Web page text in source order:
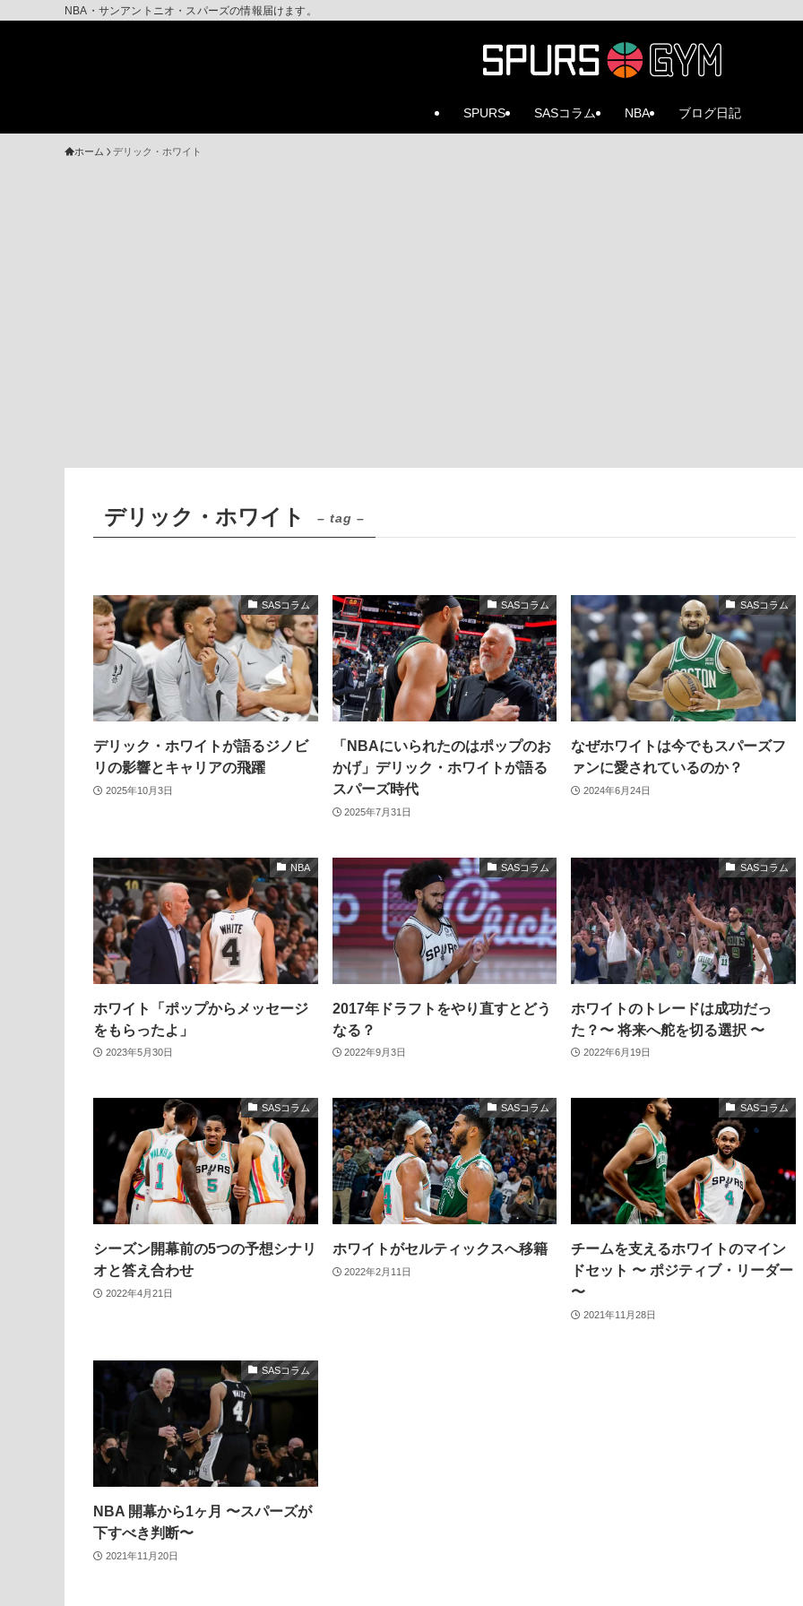
NBA・サンアントニオ・スパーズの情報届けます。
SPURS SASコラム NBA ブログ日記
ホーム デリック・ホワイト
デリック・ホワイト – tag –
SASコラム
デリック・ホワイトが語るジノビ
リの影響とキャリアの飛躍
2025年10月3日
SASコラム
「NBAにいられたのはポップのお
かげ」デリック・ホワイトが語る
スパーズ時代
2025年7月31日
SASコラム
なぜホワイトは今でもスパーズフ
ァンに愛されているのか？
2024年6月24日
NBA
ホワイト「ポップからメッセージ
をもらったよ」
2023年5月30日
SASコラム
2017年ドラフトをやり直すとどう
なる？
2022年9月3日
SASコラム
ホワイトのトレードは成功だっ
た？〜 将来へ舵を切る選択 〜
2022年6月19日
SASコラム
シーズン開幕前の5つの予想シナリ
オと答え合わせ
2022年4月21日
SASコラム
ホワイトがセルティックスへ移籍
2022年2月11日
SASコラム
チームを支えるホワイトのマイン
ドセット 〜 ポジティブ・リーダー
〜
2021年11月28日
SASコラム
NBA 開幕から1ヶ月 〜スパーズが
下すべき判断〜
2021年11月20日